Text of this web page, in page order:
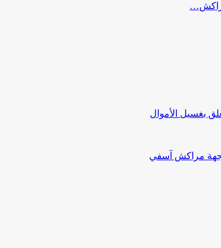
بجهة مراكش آسفي